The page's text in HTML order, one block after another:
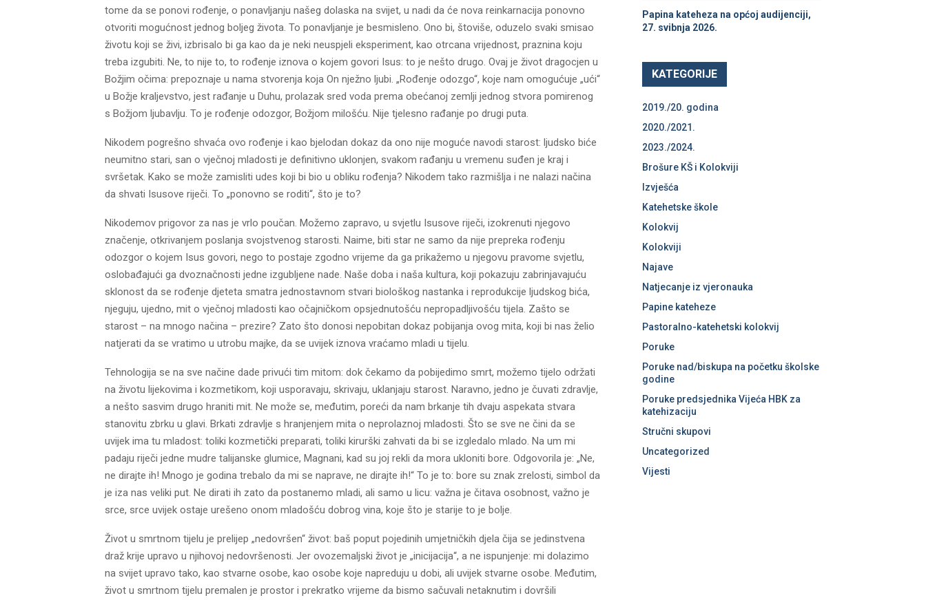
tome da se ponovi rođenje, o ponavljanju našeg dolaska na svijet, u nadi da će nova reinkarnacija ponovno
otvoriti mogućnost jednog boljeg života. To ponavljanje je besmisleno. Ono bi, štoviše, oduzelo svaki smisao
životu koji se živi, izbrisalo bi ga kao da je neki neuspjeli eksperiment, kao otrcana vrijednost, praznina koju
treba izgubiti. Ne, to nije to, to rođenje iznova o kojem govori Isus: to je nešto drugo. Ovaj je život dragocjen u
Božjim očima: prepoznaje u nama stvorenja koja On nježno ljubi. „Rođenje odozgo“, koje nam omogućuje „ući“
u Božje kraljevstvo, jest rađanje u Duhu, prolazak sred voda prema obećanoj zemlji jednog stvora pomirenog
s Božjom ljubavlju. To je rođenje odozgor, Božjom milošću. Nije tjelesno rađanje po drugi puta.
Nikodem pogrešno shvaća ovo rođenje i kao bjelodan dokaz da ono nije moguće navodi starost: ljudsko biće
neumitno stari, san o vječnoj mladosti je definitivno uklonjen, svakom rađanju u vremenu suđen je kraj i
svršetak. Kako se može zamisliti udes koji bi bio u obliku rođenja? Nikodem tako razmišlja i ne nalazi načina
da shvati Isusove riječi. To „ponovno se roditi“, što je to?
Nikodemov prigovor za nas je vrlo poučan. Možemo zapravo, u svjetlu Isusove riječi, izokrenuti njegovo
značenje, otkrivanjem poslanja svojstvenog starosti. Naime, biti star ne samo da nije prepreka rođenju
odozgor o kojem Isus govori, nego to postaje zgodno vrijeme da ga prikažemo u njegovu pravome svjetlu,
oslobađajući ga dvoznačnosti jedne izgubljene nade. Naše doba i naša kultura, koji pokazuju zabrinjavajuću
sklonost da se rođenje djeteta smatra jednostavnom stvari biološkog nastanka i reprodukcije ljudskog bića,
njeguju, ujedno, mit o vječnoj mladosti kao očajničkom opsjednutošću nepropadljivošću tijela. Zašto se
starost – na mnogo načina – prezire? Zato što donosi nepobitan dokaz pobijanja ovog mita, koji bi nas želio
natjerati da se vratimo u utrobu majke, da se uvijek iznova vraćamo mladi u tijelu.
Tehnologija se na sve načine dade privući tim mitom: dok čekamo da pobijedimo smrt, možemo tijelo održati
na životu lijekovima i kozmetikom, koji usporavaju, skrivaju, uklanjaju starost. Naravno, jedno je čuvati zdravlje,
a nešto sasvim drugo hraniti mit. Ne može se, međutim, poreći da nam brkanje tih dvaju aspekata stvara
stanovitu zbrku u glavi. Brkati zdravlje s hranjenjem mita o neprolaznoj mladosti. Što se sve ne čini da se
uvijek ima tu mladost: toliki kozmetički preparati, toliki kirurški zahvati da bi se izgledalo mlado. Na um mi
padaju riječi jedne mudre talijanske glumice, Magnani, kad su joj rekli da mora ukloniti bore. Odgovorila je: „Ne,
ne dirajte ih! Mnogo je godina trebalo da mi se naprave, ne dirajte ih!“ To je to: bore su znak zrelosti, simbol da
je iza nas veliki put. Ne dirati ih zato da postanemo mladi, ali samo u licu: važna je čitava osobnost, važno je
srce, srce uvijek ostaje urešeno onom mladošću dobrog vina, koje što je starije to je bolje.
Život u smrtnom tijelu je prelijep „nedovršen“ život: baš poput pojedinih umjetničkih djela čija se jedinstvena
draž krije upravo u njihovoj nedovršenosti. Jer ovozemaljski život je „inicijacija“, a ne ispunjenje: mi dolazimo
na svijet upravo tako, kao stvarne osobe, kao osobe koje napreduju u dobi, ali uvijek stvarne osobe. Međutim,
život u smrtnom tijelu premalen je prostor i prekratko vrijeme da bismo sačuvali netaknutim i dovršili
Papina kateheza na općoj audijenciji,
27. svibnja 2026.
KATEGORIJE
2019./20. godina
2020./2021.
2023./2024.
Brošure KŠ i Kolokviji
Izvješća
Katehetske škole
Kolokvij
Kolokviji
Najave
Natjecanje iz vjeronauka
Papine kateheze
Pastoralno-katehetski kolokvij
Poruke
Poruke nad/biskupa na početku školske
godine
Poruke predsjednika Vijeća HBK za
katehizaciju
Stručni skupovi
Uncategorized
Vijesti